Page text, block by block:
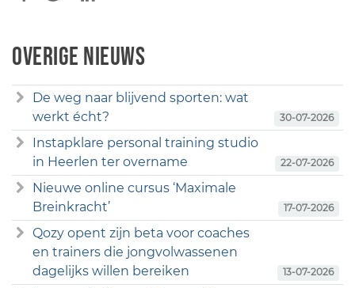
Overige nieuws
De weg naar blijvend sporten: wat
werkt écht?
30-07-2026
Instapklare personal training studio
in Heerlen ter overname
22-07-2026
Nieuwe online cursus ‘Maximale
Breinkracht’
17-07-2026
Qozy opent zijn beta voor coaches
en trainers die jongvolwassenen
dagelijks willen bereiken
13-07-2026